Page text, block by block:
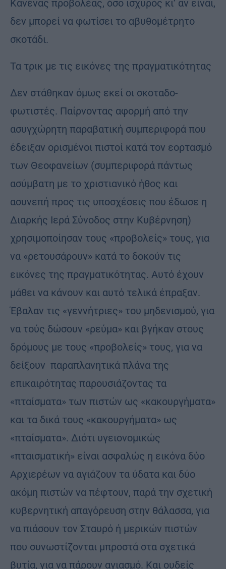
Κανένας προβολέας, όσο ισχυρός κι’ αν είναι,
δεν μπορεί να φωτίσει το αβυθομέτρητο
σκοτάδι.
Τα τρικ με τις εικόνες της πραγματικότητας
Δεν στάθηκαν όμως εκεί οι σκοταδο-
φωτιστές. Παίρνοντας αφορμή από την
ασυγχώρητη παραβατική συμπεριφορά που
έδειξαν ορισμένοι πιστοί κατά τον εορτασμό
των Θεοφανείων (συμπεριφορά πάντως
ασύμβατη με το χριστιανικό ήθος και
ασυνεπή προς τις υποσχέσεις που έδωσε η
Διαρκής Ιερά Σύνοδος στην Κυβέρνηση)
χρησιμοποίησαν τους «προβολείς» τους, για
να «ρετουσάρουν» κατά το δοκούν τις
εικόνες της πραγματικότητας. Αυτό έχουν
μάθει να κάνουν και αυτό τελικά έπραξαν.
Έβαλαν τις «γεννήτριες» του μηδενισμού, για
να τούς δώσουν «ρεύμα» και βγήκαν στους
δρόμους με τους «προβολείς» τους, για να
δείξουν παραπλανητικά πλάνα της
επικαιρότητας παρουσιάζοντας τα
«πταίσματα» των πιστών ως «κακουργήματα»
και τα δικά τους «κακουργήματα» ως
«πταίσματα». Διότι υγειονομικώς
«πταισματική» είναι ασφαλώς η εικόνα δύο
Αρχιερέων να αγιάζουν τα ύδατα και δύο
ακόμη πιστών να πέφτουν, παρά την σχετική
κυβερνητική απαγόρευση στην θάλασσα, για
να πιάσουν τον Σταυρό ή μερικών πιστών
που συνωστίζονται μπροστά στα σχετικά
βυτία, για να πάρουν αγιασμό. Και ουδείς